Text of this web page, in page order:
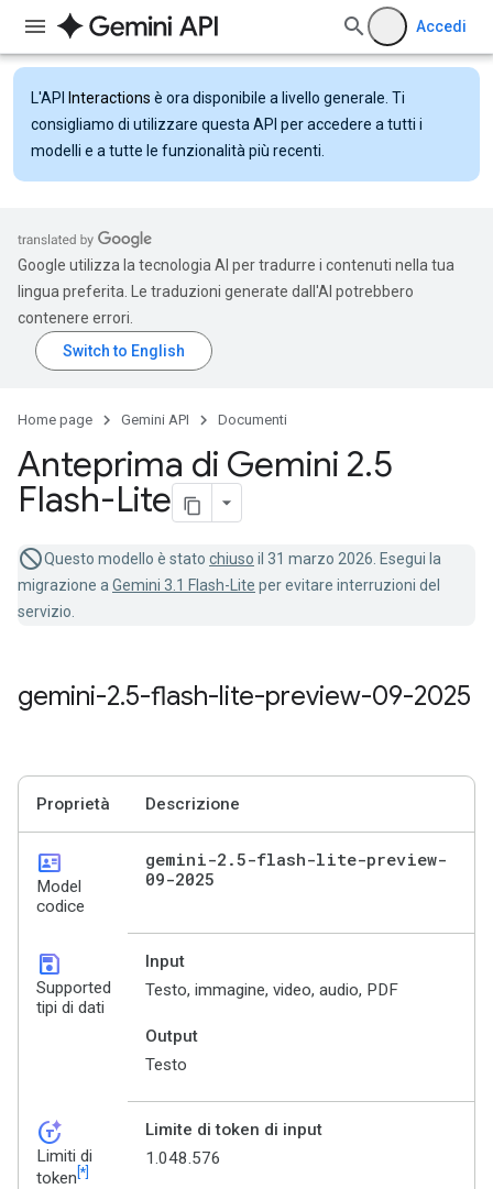
Accedi
L'API Interactions è ora disponibile a livello generale. Ti
consigliamo di utilizzare questa API per accedere a tutti i
modelli e a tutte le funzionalità più recenti.
Google utilizza la tecnologia AI per tradurre i contenuti nella tua
lingua preferita. Le traduzioni generate dall'AI potrebbero
contenere errori.
Home page Gemini API Documenti
Anteprima di Gemini 2.5
Flash-Lite
Questo modello è stato chiuso il 31 marzo 2026. Esegui la
migrazione a Gemini 3.1 Flash-Lite per evitare interruzioni del
servizio.
gemini-2.5-flash-lite-preview-09-2025
Proprietà Descrizione
id_card
Model
codice
gemini-2 .5-flash-lite-preview-
09-2025
save
Supported
tipi di dati
Input
Testo, immagine, video, audio, PDF
Output
Testo
token_auto
Limiti di
token [*]
Limite di token di input
1.048.576